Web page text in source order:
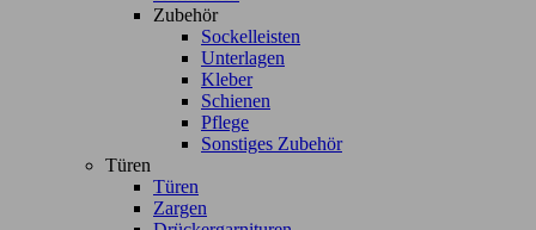
Zubehör
Sockelleisten
Unterlagen
Kleber
Schienen
Pflege
Sonstiges Zubehör
Türen
Türen
Zargen